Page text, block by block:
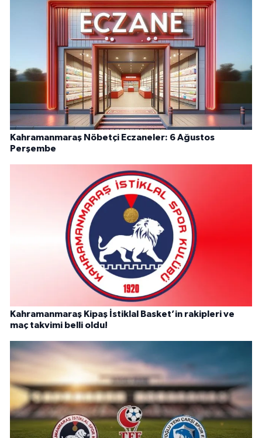
Kahramanmaraş Nöbetçi Eczaneler: 6 Ağustos
Perşembe
Kahramanmaraş Kipaş İstiklal Basket’in rakipleri ve
maç takvimi belli oldu!